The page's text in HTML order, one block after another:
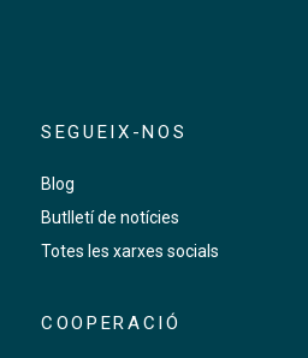
SEGUEIX-NOS
Blog
Butlletí de notícies
Totes les xarxes socials
COOPERACIÓ